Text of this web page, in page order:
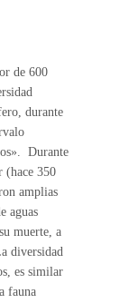
de 600
durante
Durante
(hace 350
amplias
aguas
muerte, a
diversidad
es similar
fauna